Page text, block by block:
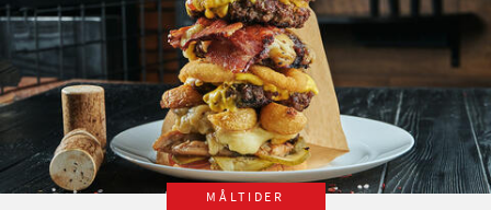
MÅLTIDER